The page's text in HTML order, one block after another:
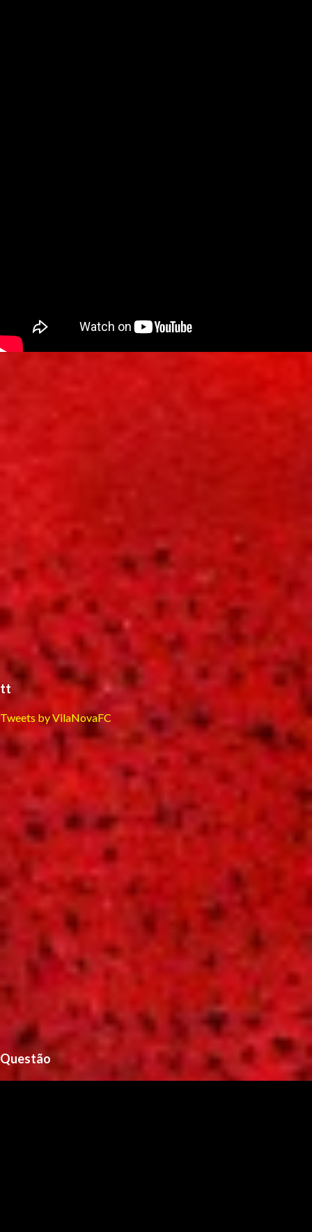
tt
Tweets by VilaNovaFC
Questão